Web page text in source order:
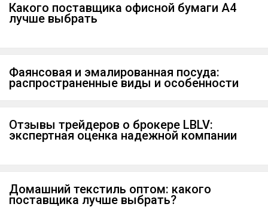
Какого поставщика офисной бумаги А4
лучше выбрать
Фаянсовая и эмалированная посуда:
распространенные виды и особенности
Отзывы трейдеров о брокере LBLV:
экспертная оценка надежной компании
Домашний текстиль оптом: какого
поставщика лучше выбрать?